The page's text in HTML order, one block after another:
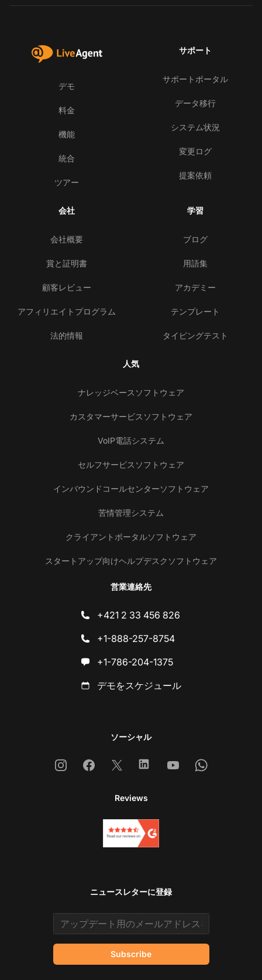
デモ
料金
機能
統合
ツアー
サポート
サポートポータル
データ移行
システム状況
変更ログ
提案依頼
会社
会社概要
賞と証明書
顧客レビュー
アフィリエイトプログラム
法的情報
学習
ブログ
用語集
アカデミー
テンプレート
タイピングテスト
人気
ナレッジベースソフトウェア
カスタマーサービスソフトウェア
VoIP電話システム
セルフサービスソフトウェア
インバウンドコールセンターソフトウェア
苦情管理システム
クライアントポータルソフトウェア
スタートアップ向けヘルプデスクソフトウェア
営業連絡先
+421 2 33 456 826
+1-888-257-8754
+1-786-204-1375
デモをスケジュール
ソーシャル
InstagramFacebook
X LinkedinYoutubeWhatsapp
Reviews
ニュースレターに登録
Email address
Subscribe